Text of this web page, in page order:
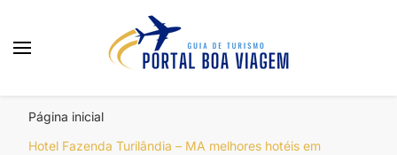
Página inicial
Hotel Fazenda Turilândia – MA melhores hotéis em